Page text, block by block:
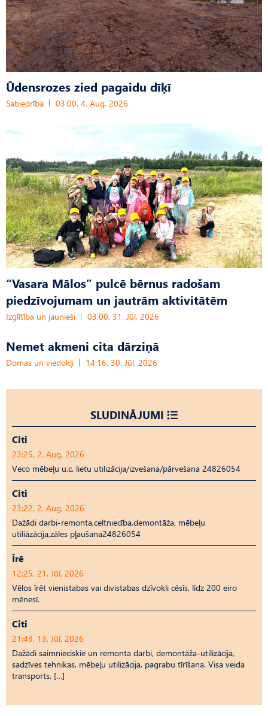
Ūdensrozes zied pagaidu dīķī
Sabiedrība 03:00, 4. Aug, 2026
“Vasara Mālos” pulcē bērnus radošam
piedzīvojumam un jautrām aktivitātēm
Izglītība un jaunieši 03:00, 31. Jūl, 2026
Nemet akmeni cita dārziņā
Domas un viedokļi 14:16, 30. Jūl, 2026
SLUDINĀJUMI
Citi
23:25, 2. Aug, 2026
Veco mēbeļu u.c. lietu utilizācija/izvešana/pārvešana 24826054
Citi
23:22, 2. Aug, 2026
Dažādi darbi-remonta,celtniecība,demontāža, mēbeļu
utiliāzācija,zāles pļaušana24826054
Īrē
12:25, 21. Jūl, 2026
Vēlos īrēt vienistabas vai divistabas dzīvokli cēsīs, līdz 200 eiro
mēnesī.
Citi
21:43, 13. Jūl, 2026
Dažādi saimnieciskie un remonta darbi, demontāža-utilizācija,
sadzīves tehnikas, mēbeļu utilizācija, pagrabu tīrīšana. Visa veida
transports. […]